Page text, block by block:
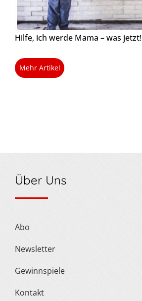
Hilfe, ich werde Mama – was jetzt!
Mehr Artikel
Über Uns
Abo
Newsletter
Gewinnspiele
Kontakt